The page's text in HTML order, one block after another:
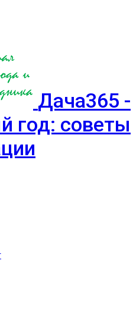
Дача365 -
год: советы